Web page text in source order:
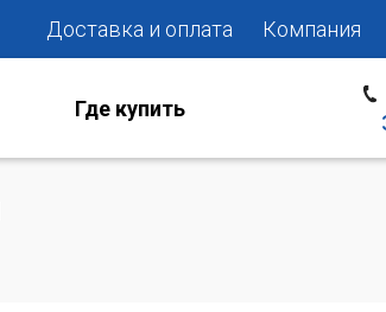
Доставка и оплата Компания
Где купить